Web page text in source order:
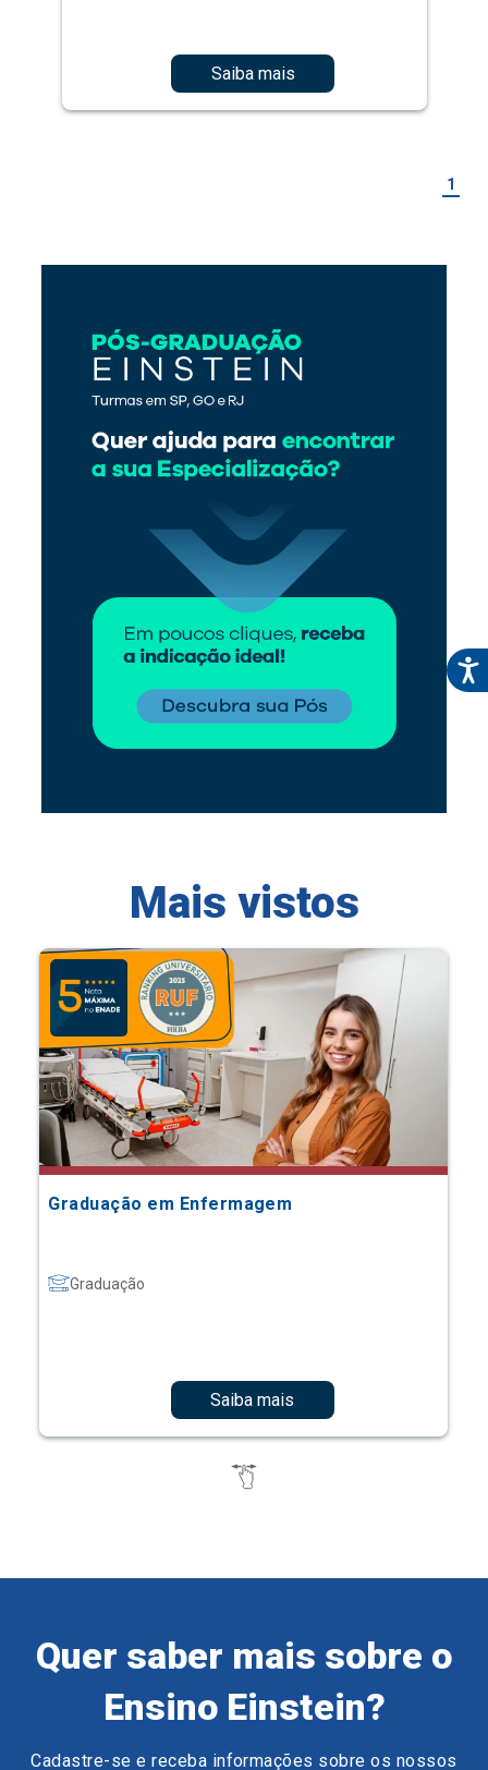
Saiba mais
1
Mais vistos
Graduação em Enfermagem
Graduação
Saiba mais
Quer saber mais sobre o
Ensino Einstein?
Cadastre-se e receba informações sobre os nossos